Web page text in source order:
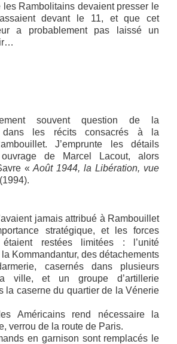
les Rambolitains devaient presser le
devant le 11, et que cet
a probablement pas laissé un
souvent question de la
dans les récits consacrés à la
J’emprunte les détails
de Marcel Lacout, alors
«Août 1944, la Libération, vue
jamais attribué à Rambouillet
stratégique, et les forces
étaient restées limitées : l’unité
Kommandantur, des détachements
casernés dans plusieurs
ville, et un groupe d’artillerie
la caserne du quartier de la Vénerie
Américains rend nécessaire la
verrou de la route de Paris.
en garnison sont remplacés le